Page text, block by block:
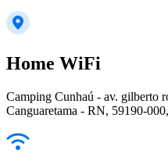
Home WiFi
Camping Cunhaú - av. gilberto
Canguaretama - RN, 59190-